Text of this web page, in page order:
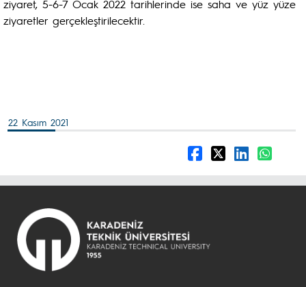
ziyaret, 5-6-7 Ocak 2022 tarihlerinde ise saha ve yüz yüze
ziyaretler gerçekleştirilecektir.
22 Kasım 2021